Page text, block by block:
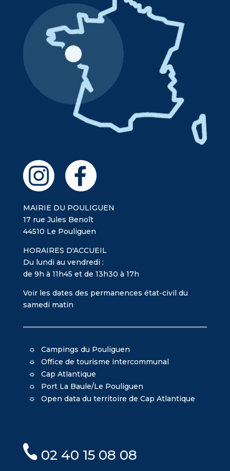
MAIRIE DU POULIGUEN
17 rue Jules Benoît
44510 Le Pouliguen
HORAIRES D'ACCUEIL
Du lundi au vendredi :
de 9h à 11h45 et de 13h30 à 17h
Voir les dates des permanences état-civil du
samedi matin
Campings du Pouliguen
Office de tourisme intercommunal
Cap Atlantique
Port La Baule/Le Pouliguen
Open data du territoire de Cap Atlantique
02 40 15 08 08